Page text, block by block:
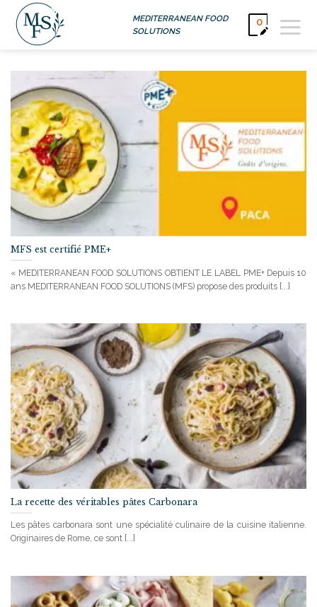
Passer
contenu
MEDITERRANEAN FOOD
SOLUTIONS
0
MFS est certifié PME+
« MEDITERRANEAN FOOD SOLUTIONS OBTIENT LE LABEL PME+ Depuis 10
ans MEDITERRANEAN FOOD SOLUTIONS (MFS) propose des produits [...]
La recette des véritables pâtes Carbonara
Les pâtes carbonara sont une spécialité culinaire de la cuisine italienne.
Originaires de Rome, ce sont [...]